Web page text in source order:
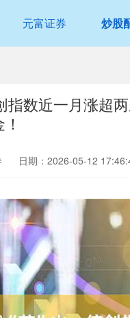
元富证券 炒股
指数近一月涨超
日期：2026-05-12